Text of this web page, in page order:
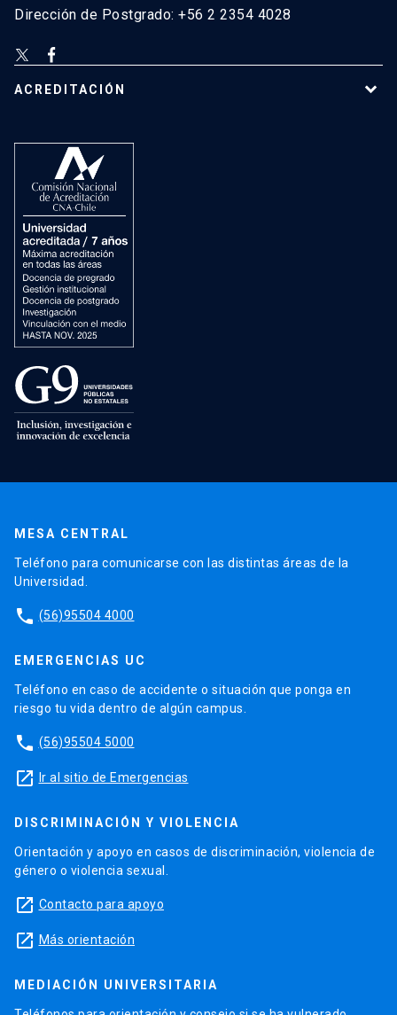
Dirección de Postgrado: +56 2 2354 4028
ACREDITACIÓN
MESA CENTRAL
Teléfono para comunicarse con las distintas áreas de la
Universidad.
phone (56)95504 4000
EMERGENCIAS UC
Teléfono en caso de accidente o situación que ponga en
riesgo tu vida dentro de algún campus.
phone (56)95504 5000
launch Ir al sitio de Emergencias
DISCRIMINACIÓN Y VIOLENCIA
Orientación y apoyo en casos de discriminación, violencia de
género o violencia sexual.
launch Contacto para apoyo
launch Más orientación
MEDIACIÓN UNIVERSITARIA